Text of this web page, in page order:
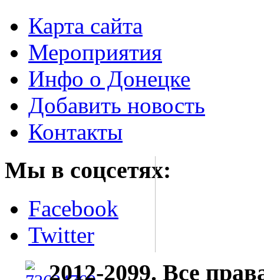
Карта сайта
Мероприятия
Инфо о Донецке
Добавить новость
Контакты
Мы в соцсетях:
Facebook
Twitter
2012-2099. Все